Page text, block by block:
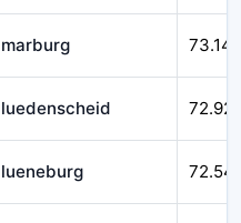
marburg 73.147
luedenscheid
lueneburg